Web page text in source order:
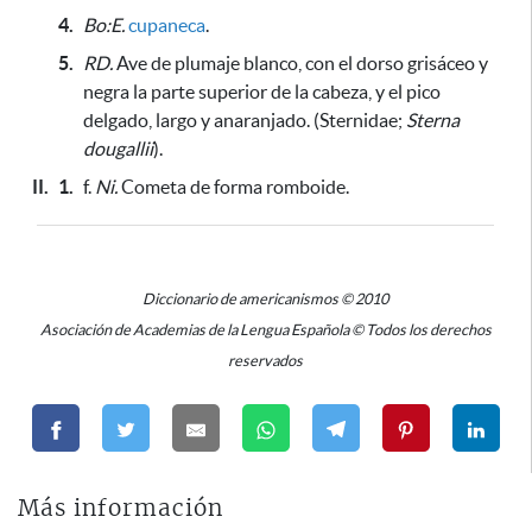
4. Bo:E.cupaneca.
5.
RD.Ave de plumaje blanco, con el dorso grisáceo y
negra la parte superior de la cabeza, y el pico
delgado, largo y anaranjado. (Sternidae; Sterna
dougallii).
II. 1. f. Ni.Cometa de forma romboide.
Diccionario de americanismos © 2010
Asociación de Academias de la Lengua Española © Todos los derechos
reservados
Más información